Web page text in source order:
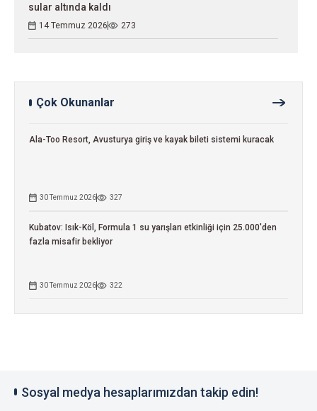
sular altında kaldı
14 Temmuz 2026 273
Çok Okunanlar
Ala-Too Resort, Avusturya giriş ve kayak bileti sistemi kuracak
30 Temmuz 2026 327
Kubatov: Isık-Köl, Formula 1 su yarışları etkinliği için 25.000'den
fazla misafir bekliyor
30 Temmuz 2026 322
Sosyal medya hesaplarımızdan takip edin!